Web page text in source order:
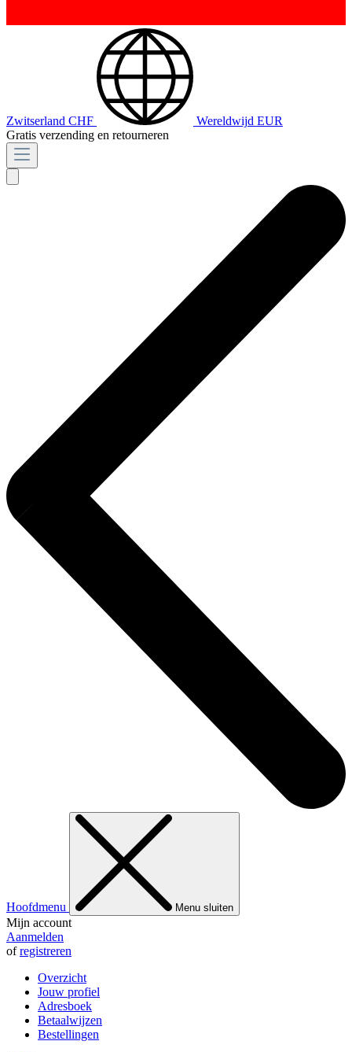
Zwitserland CHF Wereldwijd EUR
Gratis verzending en retourneren
Hoofdmenu Menu sluiten
Mijn account
Aanmelden
ofregistreren
Overzicht
Jouw profiel
Adresboek
Betaalwijzen
Bestellingen